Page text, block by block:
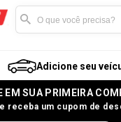
Adicione seu
EM SUA PRIMEIRA
receba um cupom de